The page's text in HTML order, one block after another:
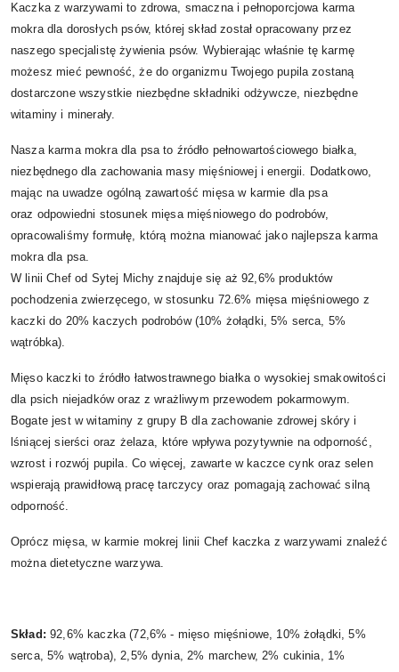
Kaczka z warzywami to zdrowa, smaczna i pełnoporcjowa karma
mokra dla dorosłych psów, której skład został opracowany przez
naszego specjalistę żywienia psów. Wybierając właśnie tę karmę
możesz mieć pewność, że do organizmu Twojego pupila zostaną
dostarczone wszystkie niezbędne składniki odżywcze, niezbędne
witaminy i minerały.
Nasza karma mokra dla psa to źródło pełnowartościowego białka,
niezbędnego dla zachowania masy mięśniowej i energii. Dodatkowo,
mając na uwadze ogólną zawartość mięsa w karmie dla psa
oraz odpowiedni stosunek mięsa mięśniowego do podrobów,
opracowaliśmy formułę, którą można mianować jako najlepsza karma
mokra dla psa.
W linii Chef od Sytej Michy znajduje się aż 92,6% produktów
pochodzenia zwierzęcego, w stosunku 72.6% mięsa mięśniowego z
kaczki do 20% kaczych podrobów (10% żołądki, 5% serca, 5%
wątróbka).
Mięso kaczki to źródło łatwostrawnego białka o wysokiej smakowitości
dla psich niejadków oraz z wrażliwym przewodem pokarmowym.
Bogate jest w witaminy z grupy B dla zachowanie zdrowej skóry i
lśniącej sierści oraz żelaza, które wpływa pozytywnie na odporność,
wzrost i rozwój pupila. Co więcej, zawarte w kaczce cynk oraz selen
wspierają prawidłową pracę tarczycy oraz pomagają zachować silną
odporność.
Oprócz mięsa, w karmie mokrej linii Chef kaczka z warzywami znaleźć
można dietetyczne warzywa.
Skład:92,6% kaczka (72,6% - mięso mięśniowe, 10% żołądki, 5%
serca, 5% wątroba), 2,5% dynia, 2% marchew, 2% cukinia, 1%